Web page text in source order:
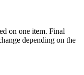
on one item. Final
depending on the